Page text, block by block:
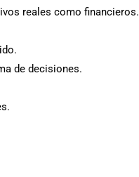
reales como financieros.
de decisiones.